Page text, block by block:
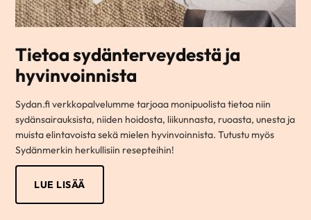
Tietoa sydänterveydestä ja
hyvinvoinnista
Sydan.fi verkkopalvelumme tarjoaa monipuolista tietoa niin
sydänsairauksista, niiden hoidosta, liikunnasta, ruoasta, unesta ja
muista elintavoista sekä mielen hyvinvoinnista. Tutustu myös
Sydänmerkin herkullisiin resepteihin!
LUE LISÄÄ